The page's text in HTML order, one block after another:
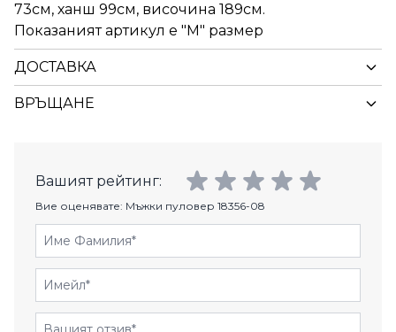
73см, ханш 99см, височина 189см.
Показаният артикул е "M" размер
ДОСТАВКА
ВРЪЩАНЕ
Вашият рейтинг:
Вие оценявате: Мъжки пуловер 18356-08
Име Фамилия
Имейл
Отзиви